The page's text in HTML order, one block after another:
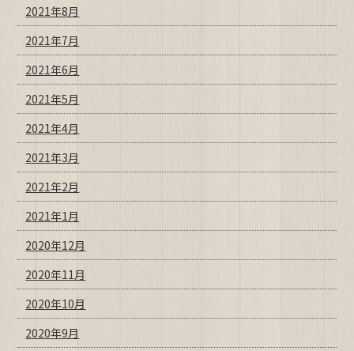
2021年8月
2021年7月
2021年6月
2021年5月
2021年4月
2021年3月
2021年2月
2021年1月
2020年12月
2020年11月
2020年10月
2020年9月